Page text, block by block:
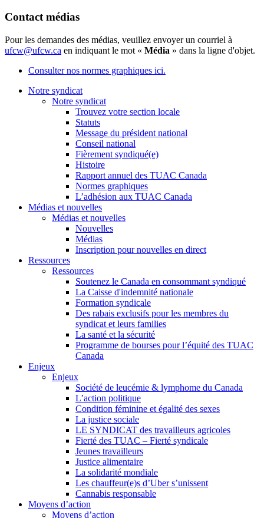
Contact médias
Pour les demandes des médias, veuillez envoyer un courriel à
ufcw@ufcw.ca en indiquant le mot « Média » dans la ligne d'objet.
Consulter nos normes graphiques ici.
Notre syndicat
Notre syndicat
Trouvez votre section locale
Statuts
Message du président national
Conseil national
Fièrement syndiqué(e)
Histoire
Rapport annuel des TUAC Canada
Normes graphiques
L’adhésion aux TUAC Canada
Médias et nouvelles
Médias et nouvelles
Nouvelles
Médias
Inscription pour nouvelles en direct
Ressources
Ressources
Soutenez le Canada en consommant syndiqué
La Caisse d'indemnité nationale
Formation syndicale
Des rabais exclusifs pour les membres du
syndicat et leurs families
La santé et la sécurité
Programme de bourses pour l’équité des TUAC
Canada
Enjeux
Enjeux
Société de leucémie & lymphome du Canada
L’action politique
Condition féminine et égalité des sexes
La justice sociale
LE SYNDICAT des travailleurs agricoles
Fierté des TUAC – Fierté syndicale
Jeunes travailleurs
Justice alimentaire
La solidarité mondiale
Les chauffeur(e)s d’Uber s’unissent
Cannabis responsable
Moyens d’action
Moyens d’action